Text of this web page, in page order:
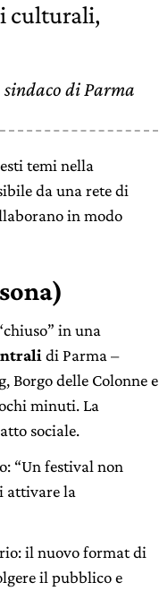
culturali,
di Parma
temi nella
da una rete di
in modo
in una
di Parma –
Borgo delle Colonne e
minuti. La
sociale.
“Un festival non
attivare la
il nuovo format di
il pubblico e